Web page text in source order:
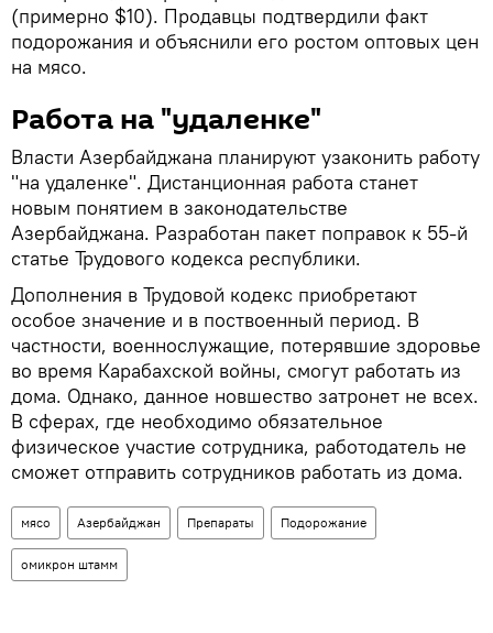
(примерно $10). Продавцы подтвердили факт
подорожания и объяснили его ростом оптовых цен
на мясо.
Работа на "удаленке"
Власти Азербайджана планируют узаконить работу
"на удаленке". Дистанционная работа станет
новым понятием в законодательстве
Азербайджана. Разработан пакет поправок к 55-й
статье Трудового кодекса республики.
Дополнения в Трудовой кодекс приобретают
особое значение и в поствоенный период. В
частности, военнослужащие, потерявшие здоровье
во время Карабахской войны, смогут работать из
дома. Однако, данное новшество затронет не всех.
В сферах, где необходимо обязательное
физическое участие сотрудника, работодатель не
сможет отправить сотрудников работать из дома.
мясо Азербайджан Препараты Подорожание
омикрон штамм